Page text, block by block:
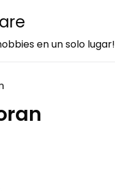
en un solo lugar!